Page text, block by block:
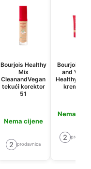
Bourjois Healthy
Mix
CleanandVegan
tekući korektor
51
Nema cijene
2 prodavnica
Bourjois
and
Healthy Mix
krema 03
Nema
2